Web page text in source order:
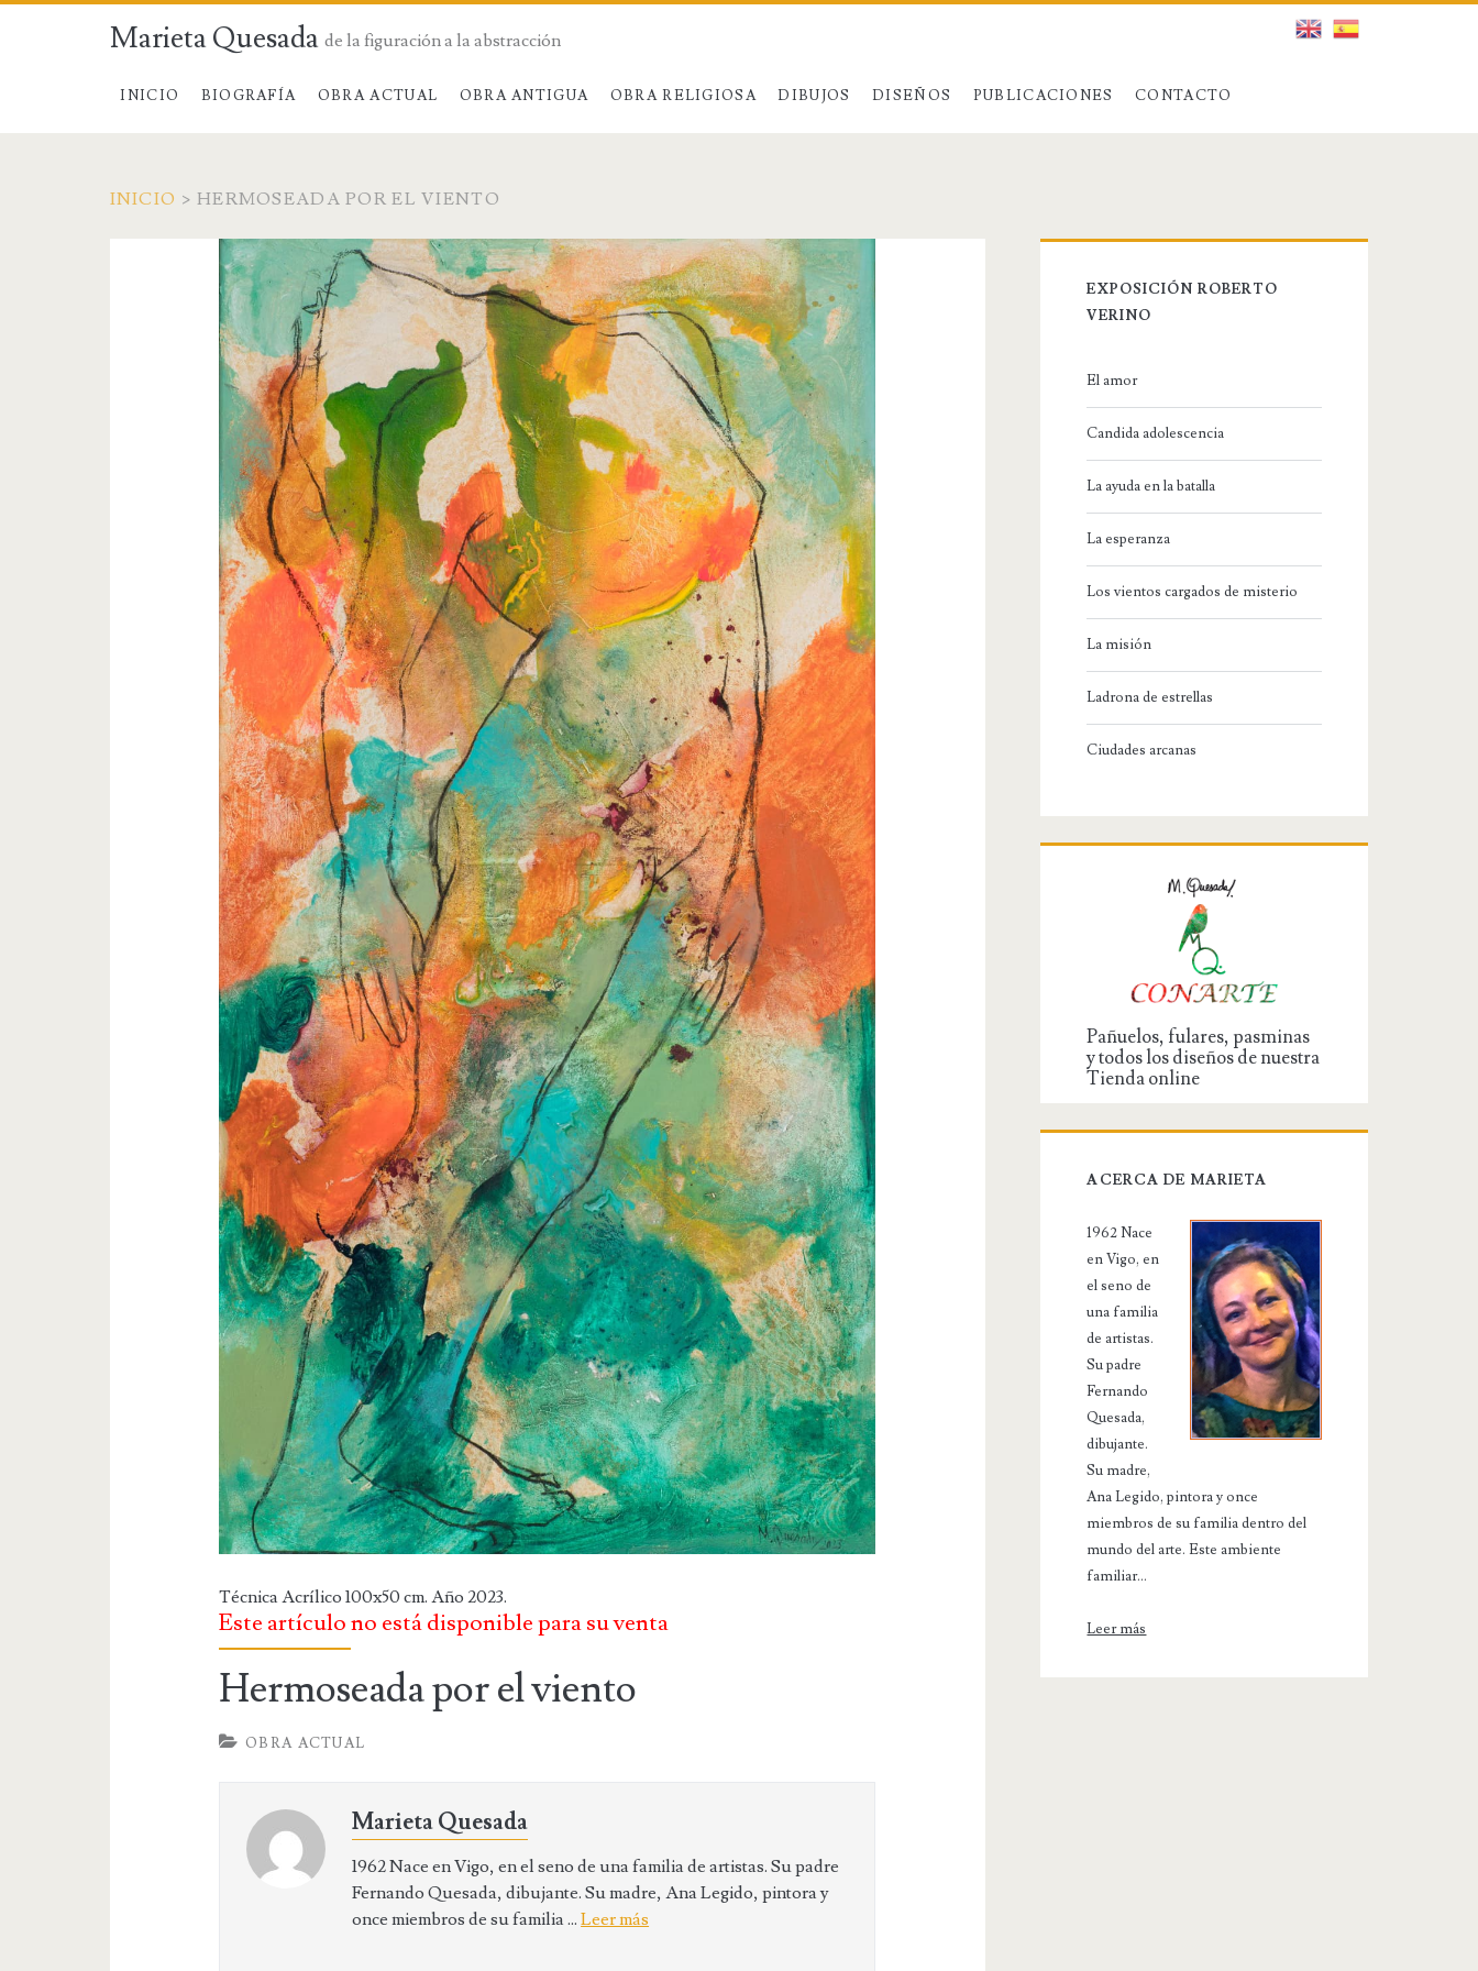
Marieta Quesada de la figuración a la abstracción
INICIO BIOGRAFÍA OBRA ACTUAL OBRA ANTIGUA OBRA RELIGIOSA DIBUJOS DISEÑOS PUBLICACIONES CONTACTO
INICIO > HERMOSEADA POR EL VIENTO
Técnica Acrílico 100x50 cm. Año 2023.
Este artículo no está disponible para su venta
Hermoseada por el viento
OBRA ACTUAL
Marieta Quesada
1962 Nace en Vigo, en el seno de una familia de artistas. Su padre
Fernando Quesada, dibujante. Su madre, Ana Legido, pintora y
once miembros de su familia ...Leer más
EXPOSICIÓN ROBERTO
VERINO
El amor
Candida adolescencia
La ayuda en la batalla
La esperanza
Los vientos cargados de misterio
La misión
Ladrona de estrellas
Ciudades arcanas
Pañuelos, fulares, pasminas
y todos los diseños de nuestra
Tienda online
ACERCA DE MARIETA
1962 Nace
en Vigo, en
el seno de
una familia
de artistas.
Su padre
Fernando
Quesada,
dibujante.
Su madre,
Ana Legido, pintora y once
miembros de su familia dentro del
mundo del arte. Este ambiente
familiar...
Leer más